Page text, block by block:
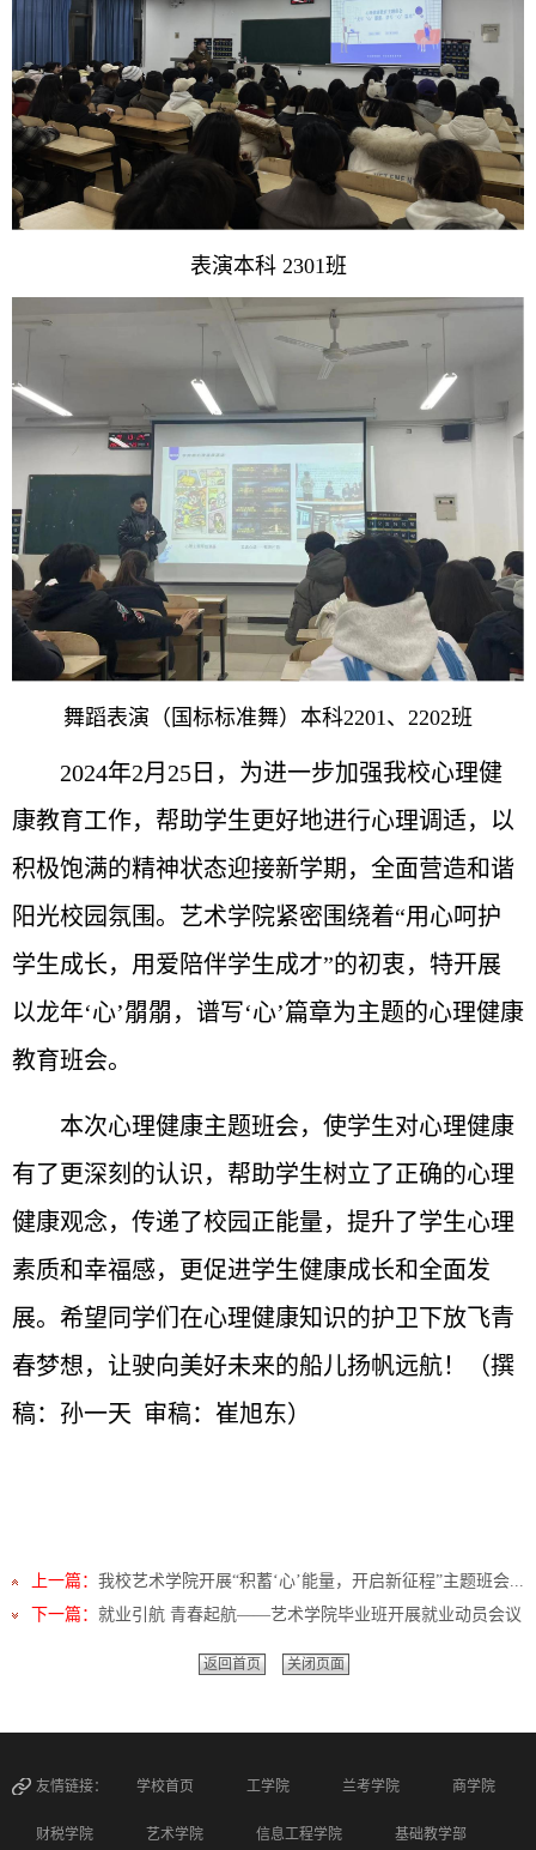
表演本科 2301班
舞蹈表演（国标标准舞）本科2201、2202班
2024年2月25日， 为进一步加强我校心理健
康教育工作，帮助学生更好地进行心理调适，以
积极饱满的精神状态迎接新学期，全面营造和谐
阳光校园氛围。 艺术学院紧密围绕着“用心呵护
学生成长，用爱陪伴学生成才”的初衷，特开展
以龙年‘心’朤朤，谱写‘心’篇章为主题的心理健康
教育班会。
本次心理健康主题班会，使学生对心理健康
有了更深刻的认识，帮助学生树立了正确的心理
健康观念，传递了校园正能量，提升了学生心理
素质和幸福感，更促进学生健康成长和全面发
展。希望同学们在心理健康知识的护卫下放飞青
春梦想，让驶向美好未来的船儿扬帆远航！（撰
稿：孙一天 审稿：崔旭东）
上一篇： 我校艺术学院开展“积蓄‘心’能量，开启新征程”主题班会...
下一篇： 就业引航 青春起航——艺术学院毕业班开展就业动员会议
返回首页 关闭页面
友情链接： 学校首页 工学院 兰考学院 商学院
财税学院 艺术学院 信息工程学院 基础教学部